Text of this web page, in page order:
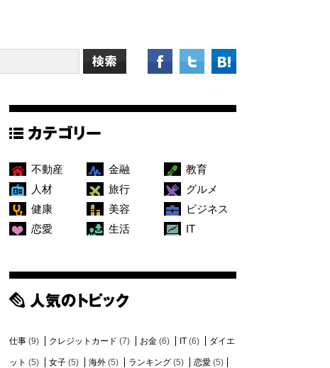
不動産 金融
教育
人材
旅行
グルメ
健康
美容
ビジネス
恋愛
生活 IT
仕事 (9) クレジットカード (7) お金 (6) IT (6) ダイエ
ット (5) 女子 (5) 海外 (5) ランキング (5) 恋愛 (5)